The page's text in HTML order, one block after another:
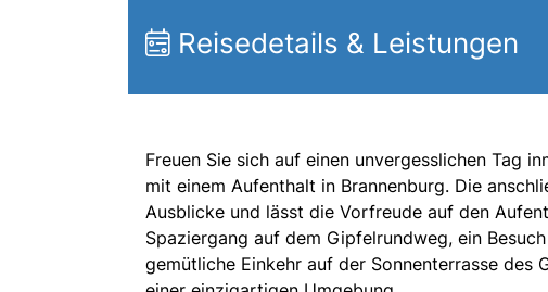
Reisedetails & Leistungen
Freuen Sie sich auf einen unvergesslichen Tag
mit einem Aufenthalt in Brannenburg. Die
Ausblicke und lässt die Vorfreude auf den
Spaziergang auf dem Gipfelrundweg, ein
gemütliche Einkehr auf der Sonnenterrasse des